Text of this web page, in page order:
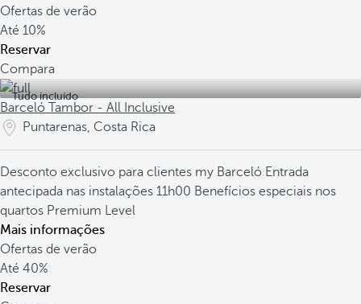
Ofertas de verão
Até 10%
Reservar
Compara
Tudo incluído
Barceló Tambor - All Inclusive
Puntarenas, Costa Rica
Desconto exclusivo para clientes my Barceló Entrada
antecipada nas instalações 11h00 Benefícios especiais nos
quartos Premium Level
Mais informações
Ofertas de verão
Até 40%
Reservar